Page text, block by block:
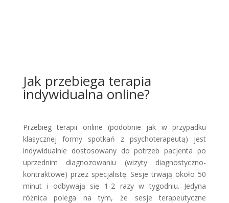
Jak przebiega terapia
indywidualna online?
Przebieg terapii online (podobnie jak w przypadku
klasycznej formy spotkań z psychoterapeutą) jest
indywidualnie dostosowany do potrzeb pacjenta po
uprzednim diagnozowaniu (wizyty diagnostyczno-
kontraktowe) przez specjalistę. Sesje trwają około 50
minut i odbywają się 1-2 razy w tygodniu. Jedyna
różnica polega na tym, że sesje terapeutyczne